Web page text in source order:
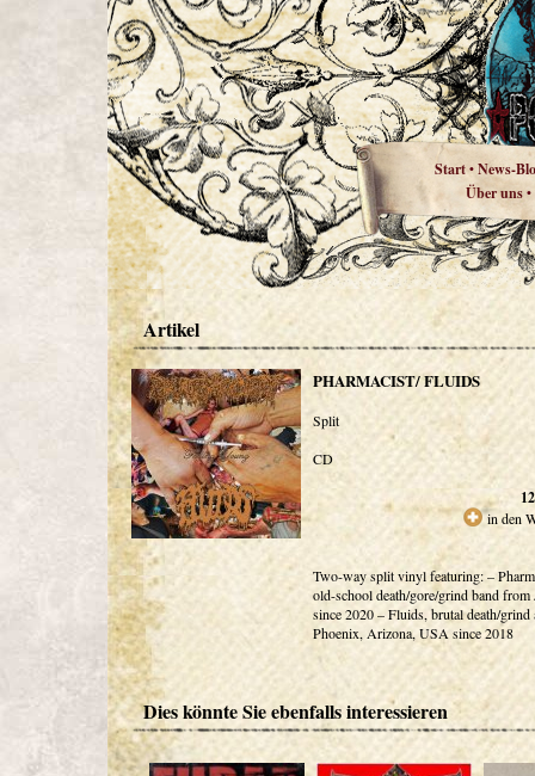
Start•News-
Über uns•
Artikel
PHARMACIST/ FLUIDS
Split
CD
in den
Two-way split vinyl featuring: –
old-school death/gore/grind band from
since 2020 – Fluids, brutal death/grind
Phoenix, Arizona, USA since 2018
Dies könnte Sie ebenfalls interessieren